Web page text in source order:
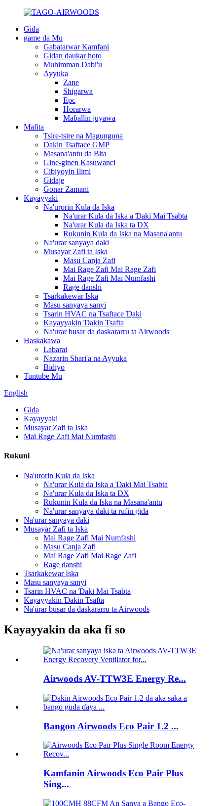
Gida
game da Mu
Gabatarwar Kamfani
Gidan daukar hoto
Muhimman Dabi'u
Ayyuka
Zane
Shigarwa
Epc
Horarwa
Maɓallin juyawa
Mafita
Tsire-tsire na Magunguna
Dakin Tsaftace GMP
Masana'antu da Bita
Gine-ginen Kasuwanci
Cibiyoyin Ilimi
Gidaje
Gonar Zamani
Kayayyaki
Na'urorin Kula da Iska
Na'urar Kula da Iska a Ɗaki Mai Tsabta
Na'urar Kula da Iska ta DX
Rukunin Kula da Iska na Masana'antu
Na'urar sanyaya daki
Musayar Zafi ta Iska
Masu Canja Zafi
Mai Rage Zafi Mai Rage Zafi
Mai Rage Zafi Mai Numfashi
Rage danshi
Tsarkakewar Iska
Masu sanyaya sanyi
Tsarin HVAC na Tsaftace Ɗaki
Kayayyakin Ɗakin Tsafta
Na'urar busar da daskararru ta Airwoods
Haskakawa
Labarai
Nazarin Shari'a na Ayyuka
Bidiyo
Tuntube Mu
English
Gida
Kayayyaki
Musayar Zafi ta Iska
Mai Rage Zafi Mai Numfashi
Rukuni
Na'urorin Kula da Iska
Na'urar Kula da Iska a Ɗaki Mai Tsabta
Na'urar Kula da Iska ta DX
Rukunin Kula da Iska na Masana'antu
Na'urar sanyaya daki ta rufin gida
Na'urar sanyaya daki
Musayar Zafi ta Iska
Mai Rage Zafi Mai Numfashi
Masu Canja Zafi
Mai Rage Zafi Mai Rage Zafi
Rage danshi
Tsarkakewar Iska
Masu sanyaya sanyi
Tsarin HVAC na Ɗaki Mai Tsabta
Kayayyakin Ɗakin Tsafta
Na'urar busar da daskararru ta Airwoods
Kayayyakin da aka fi so
Airwoods AV-TTW3E Energy Re...
Bangon Airwoods Eco Pair 1.2 ...
Kamfanin Airwoods Eco Pair Plus
Sing...